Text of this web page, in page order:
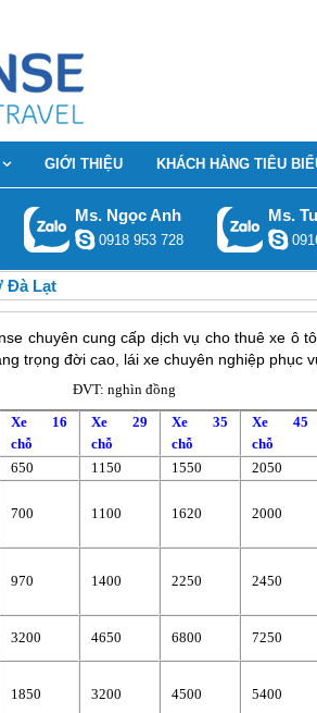
GIỚI THIỆU KHÁCH HÀNG TIÊU
Ms. Ngọc Anh
0918 953 728
Ms.
Đà Lạt
chuyên cung cấp dịch vụ cho thuê xe ô
trọng đời cao, lái xe chuyên nghiệp phục
ĐVT: nghìn đồng
Xe 16
chỗ
Xe 29
chỗ
Xe 35
chỗ
Xe 45
chỗ
650 1150 1550
2050
700 1100 1620 2000
970 1400 2250 2450
3200 4650 6800 7250
1850 3200 4500 5400